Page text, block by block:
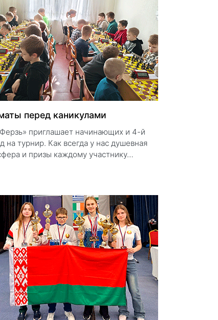
перед каникулами
приглашает начинающих и 4-й
на турнир. Как всегда у нас душевная
и призы каждому участнику…